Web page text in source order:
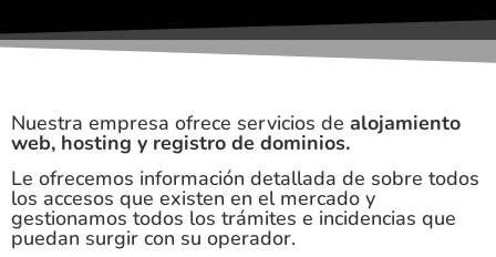
Nuestra empresa ofrece servicios de alojamiento
web, hosting y registro de dominios.
Le ofrecemos información detallada de sobre todos
los accesos que existen en el mercado y
gestionamos todos los trámites e incidencias que
puedan surgir con su operador.